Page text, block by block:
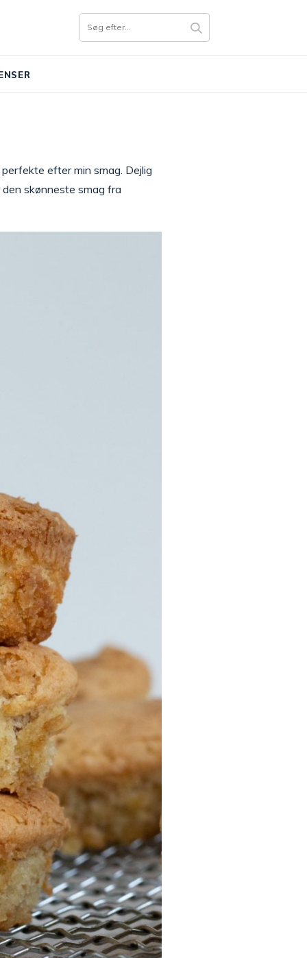
efter min smag. Dejlig
skønneste smag fra